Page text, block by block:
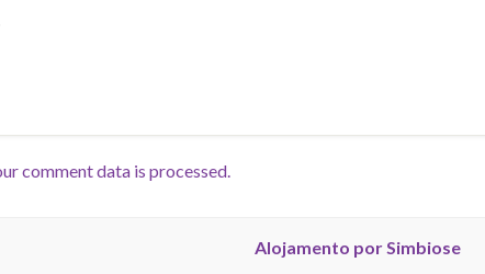
comment data is processed.
Alojamento por Simbiose